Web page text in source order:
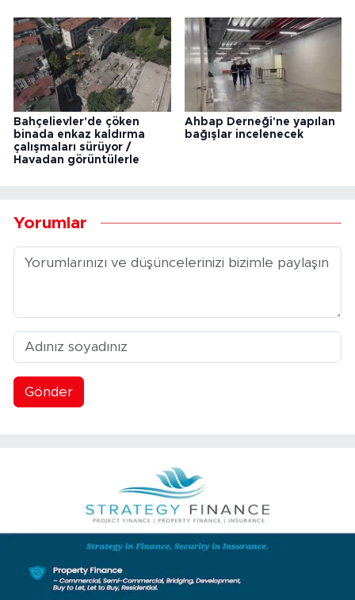
Bahçelievler'de çöken
binada enkaz kaldırma
çalışmaları sürüyor /
Havadan görüntülerle
Ahbap Derneği'ne yapılan
bağışlar incelenecek
Yorumlar
Gönder